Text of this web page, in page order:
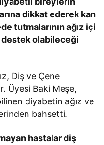
dikkat ederek kan
tutmalarının ağız içi
olabileceği
Diş ve Çene
Üyesi Baki Meşe,
diyabetin ağız ve
bahsetti.
hastalar diş